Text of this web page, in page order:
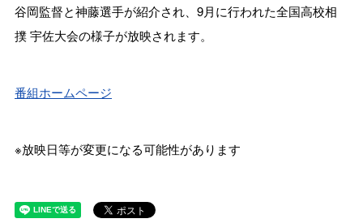
谷岡監督と神藤選手が紹介され、9月に行われた全国高校相
撲 宇佐大会の様子が放映されます。
番組ホームページ
※放映日等が変更になる可能性があります